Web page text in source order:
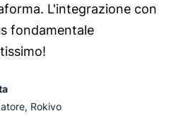
L'integrazione con
fondamentale
Rokivo